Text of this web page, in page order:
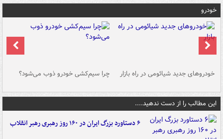
خودرو
خودروهای جدید شیائومی در راه بازار چرا سیم‌کشی خودرو ذوب می‌شود؟
این مطالب را از دست ندهید....
۶ دستاورد بزرگ ایران در ۱۶۰ روز رهبری رهبر انقلاب